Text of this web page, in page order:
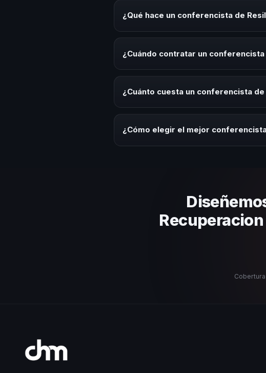
¿Qué hace un conferencista de
aplicables para la audiencia.
¿Cuándo contratar un
¿Cuánto cuesta un conferencista
¿Cómo elegir el mejor